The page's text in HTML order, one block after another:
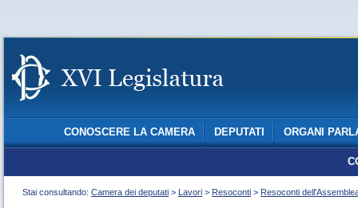
CONOSCERE LA CAMERA DEPUTATI ORGANI
Stai consultando: Camera dei deputati > Lavori > Resoconti > Resoconti